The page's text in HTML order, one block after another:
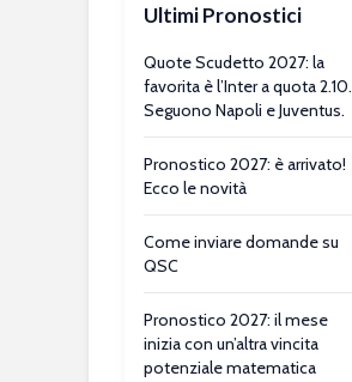
Ultimi Pronostici
Quote Scudetto 2027: la
favorita è l’Inter a quota 2.10.
Seguono Napoli e Juventus.
Pronostico 2027: è arrivato!
Ecco le novità
Come inviare domande su
QSC
Pronostico 2027: il mese
inizia con un’altra vincita
potenziale matematica